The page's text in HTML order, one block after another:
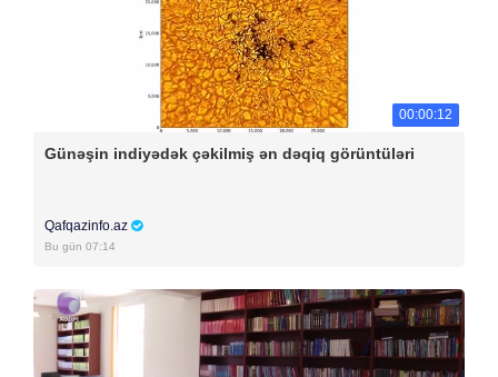
00:00:12
Günəşin indiyədək çəkilmiş ən dəqiq görüntüləri
Qafqazinfo.az
Bu gün 07:14